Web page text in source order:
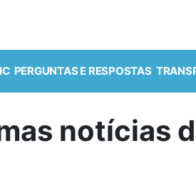
PERGUNTAS E RESPOSTAS
notícias